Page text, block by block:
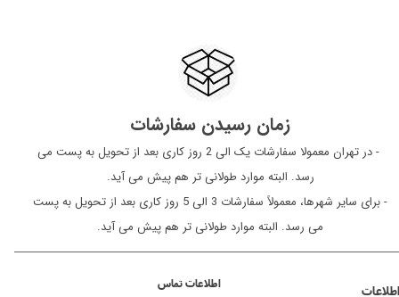
اطلاعات تماس
زمان رسیدن سفارشات
​​​​​​​ - در تهران معمولا سفارشات یک الی 2 روز کاری بعد از تحویل به پست می
رسد. البته موارد طولانی تر هم پیش می آید.
- برای سایر شهرها، معمولاً سفارشات 3 الی 5 روز کاری بعد از تحویل به پست
می رسد. البته موارد طولانی تر هم پیش می آید.